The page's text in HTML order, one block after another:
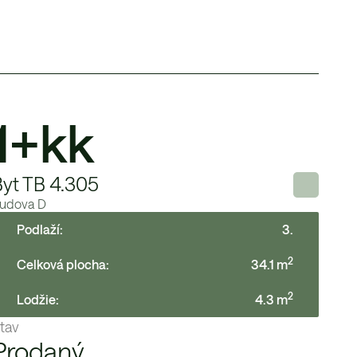
TB 4.305
D
Podlaží:
3.
Celková plocha: 34.1 m2
Lodžie: 4.3 m2